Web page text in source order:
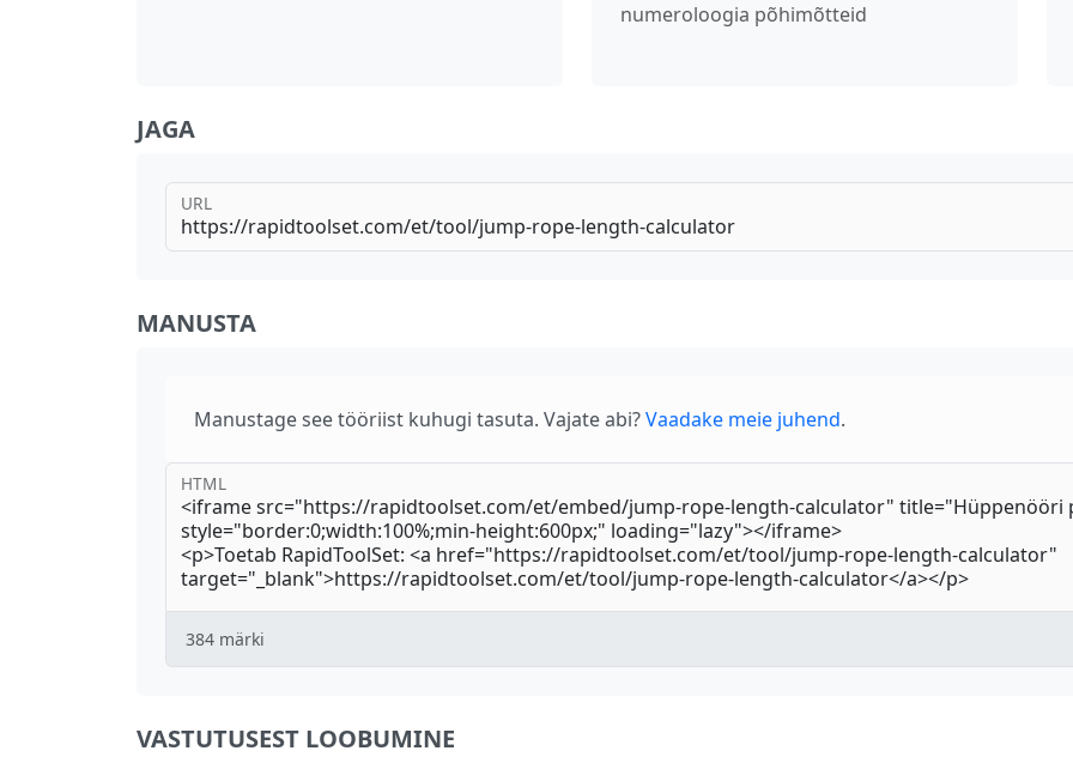
numeroloogia põhimõtteid
JAGA
URL
MANUSTA
Manustage see tööriist kuhugi tasuta. Vajate abi?Vaadake meie juhend.
HTML
384 märki
VASTUTUSEST LOOBUMINE